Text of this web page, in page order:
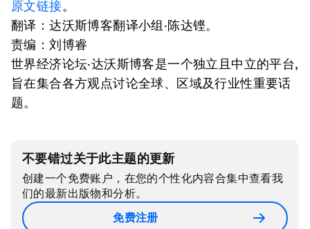
原文链接。
翻译：达沃斯博客翻译小组·陈达铿。
责编：刘博睿
世界经济论坛·达沃斯博客是一个独立且中立的平台,
旨在集合各方观点讨论全球、区域及行业性重要话
题。
不要错过关于此主题的更新
创建一个免费账户，在您的个性化内容合集中查看我
们的最新出版物和分析。
免费注册